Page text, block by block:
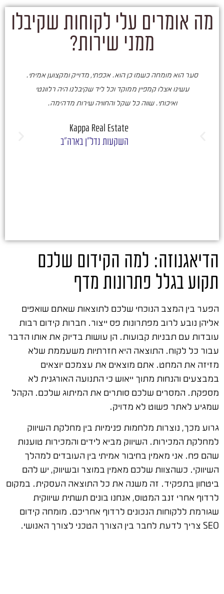
מה אומרים עלי לקוחות שקיבלו
ממני שירות?
סער הוא מומחה כשמו כן הוא. אכפתי, מדוייק ומקצוען אמיתי.
עשינו אצלו קמפיין ממוקד וכל ליד שקיבלנו היה רלוונטי
ואיכותי. שווה כל שקל והחוויה שירות מדהימה.
Kappa Real Estate
השקעות נדל"ן בארה"ב
הדיאגנוזה: למה הקידום שלכם
תקוע בגלל פתרונות מדף
הפער בין המצב הנוכחי שלכם לתוצאות שאתם שואפים
אליהן נובע לרוב מפתרונות פס ייצור. חברות קידום רבות
עובדות עם תבניות קבועות. הן עושות בדיוק את אותו הדבר
עבור כל לקוח. התוצאה היא חזרתיות משעממת שלא
מזיזה את המחט. אתם מוצאים את עצמכם יוצאים
במבצעים והנחות מתוך ייאוש כי התנועה האורגנית לא
מספקת. המסרים שלכם סותרים את המיתוג שלכם. הקהל
שמגיע לאתר פשוט לא מדויק.
גרוע מכך, נוצרות מלחמות פנימיות בין מחלקת השיווק
למחלקת המכירות. השיווק מביא לידים והמכירות טוענות
שהם פח. אני מאמין בחיבור אמיתי בין העובדים למהלך
השיווקי. כשהצוות שלכם מאמין במוצר ובשיווק, יש להם
ביטחון בתפקיד. זה משנה את כל התוצאה העסקית. במקום
לרדוף אחרי זנב המטוס, אנחנו בונים תשתית שיווקית
שגורמת ללקוחות הנכונים לרדוף אחריכם. מומחה קידום
SEO צריך לדעת לחבר בין הצורך הטכני לצורך האנושי.